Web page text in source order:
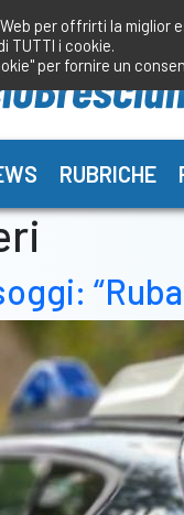
RUBRICHE
per offrirti la
TUTTI i cookie.
per fornire un